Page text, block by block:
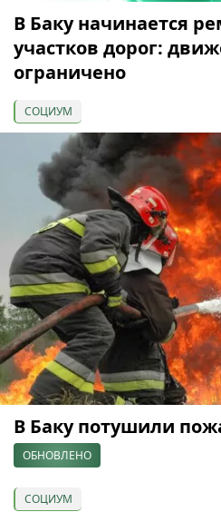
В Баку начинается
участков дорог:
ограничено
СОЦИУМ
В Баку потушили
ОБНОВЛЕНО
СОЦИУМ